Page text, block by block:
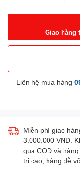
Giao hàng
Liên hệ mua hàng
Miễn phí giao
3.000.000 VNĐ.
qua COD và
trị cao, hàng dễ